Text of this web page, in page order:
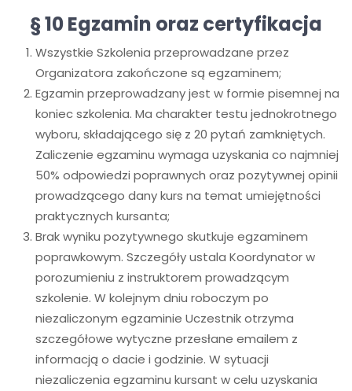
§ 10 Egzamin oraz certyfikacja
Wszystkie Szkolenia przeprowadzane przez
Organizatora zakończone są egzaminem;
Egzamin przeprowadzany jest w formie pisemnej na
koniec szkolenia. Ma charakter testu jednokrotnego
wyboru, składającego się z 20 pytań zamkniętych.
Zaliczenie egzaminu wymaga uzyskania co najmniej
50% odpowiedzi poprawnych oraz pozytywnej opinii
prowadzącego dany kurs na temat umiejętności
praktycznych kursanta;
Brak wyniku pozytywnego skutkuje egzaminem
poprawkowym. Szczegóły ustala Koordynator w
porozumieniu z instruktorem prowadzącym
szkolenie. W kolejnym dniu roboczym po
niezaliczonym egzaminie Uczestnik otrzyma
szczegółowe wytyczne przesłane emailem z
informacją o dacie i godzinie. W sytuacji
niezaliczenia egzaminu kursant w celu uzyskania